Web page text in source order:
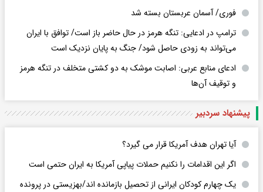
فوری/ آسمان عربستان بسته شد
ترامپ در ادعایی: تنگه هرمز در حال حاضر باز است/ توافق با ایران
می‌تواند به‌ زودی حاصل شود/ جنگ به پایان نزدیک است
ادعای منابع عربی: اصابت موشک به دو کشتی متخلف در تنگه هرمز
و توقیف آن‌ها
پیشنهاد سردبیر
آیا تهران هدف آمریکا قرار می گیرد؟
اگر این اقدامات را نکنیم حملات پیاپی آمریکا به ایران حتمی است
یک چهارم کودکان ایرانی از تحصیل بازمانده اند/بهزیستی در پرونده